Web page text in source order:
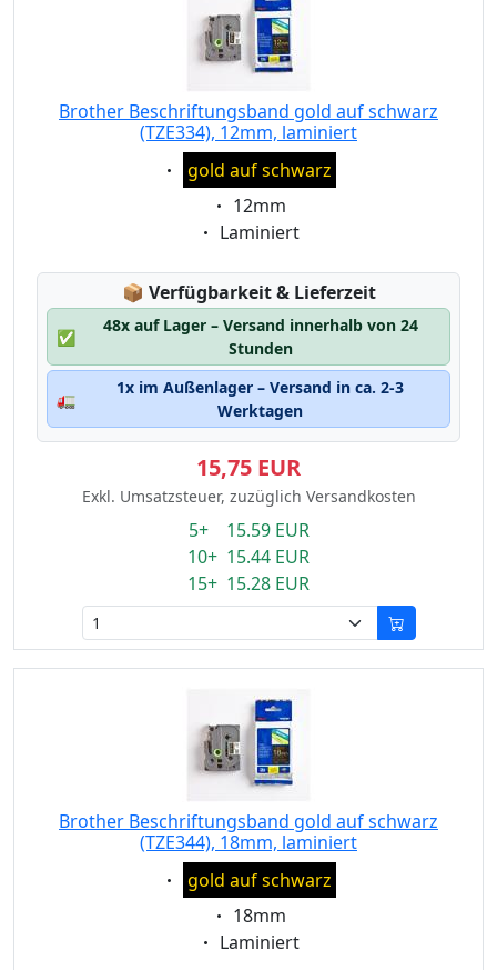
Brother Beschriftungsband gold auf schwarz
(TZE334), 12mm, laminiert
Eigenschaft:
gold auf schwarz
Eigenschaft:
12mm
Eigenschaft:
Laminiert
📦 Lagerstatus:
Verfügbarkeit & Lieferzeit
✅
48x auf Lager – Versand innerhalb von 24
Stunden
🚛
1x im Außenlager – Versand in ca. 2-3
Werktagen
15,75 EUR
Exkl. Umsatzsteuer, zuzüglich Versandkosten
5+ 15.59 EUR
10+ 15.44 EUR
15+ 15.28 EUR
Brother Beschriftungsband gold auf schwarz
(TZE344), 18mm, laminiert
Eigenschaft:
gold auf schwarz
Eigenschaft:
18mm
Eigenschaft:
Laminiert